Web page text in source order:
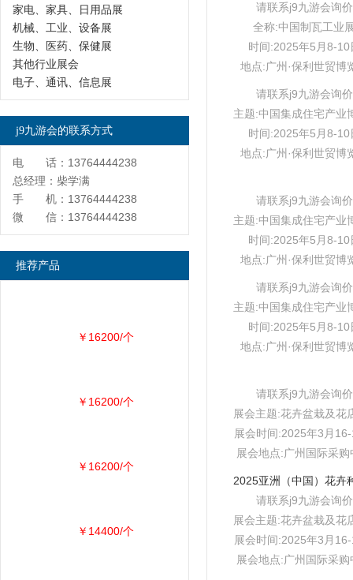
请联系j9九游会询价
全称:中国制瓦工业
时间:2025年5月8-10
地点:广州·保利世贸博
请联系j9九游会询价
主题:中国集成住宅产业
时间:2025年5月8-10
地点:广州·保利世贸博
请联系j9九游会询价
主题:中国集成住宅产业
时间:2025年5月8-10
地点:广州·保利世贸博
请联系j9九游会询价
主题:中国集成住宅产业
时间:2025年5月8-10
地点:广州·保利世贸博
请联系j9九游会询价
展会主题:花卉盆栽及花
展会时间:2025年3月
展会地点:广州国际采购
请联系j9九游会询价
展会主题:花卉盆栽及花
展会时间:2025年3月
展会地点:广州国际采购
家电、家具、日用品展
机械、工业、设备展
生物、医药、保健展
其他行业展会
电子、通讯、信息展
j9九游会的联系方式
电 话：13764444238
总经理：柴学满
手 机：13764444238
微 信：13764444238
推荐产品
￥16200/个
￥16200/个
￥16200/个
￥14400/个